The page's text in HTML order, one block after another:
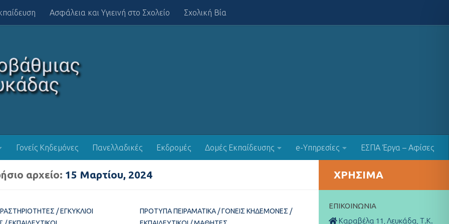
Ασφάλεια και Υγιεινή στο Σχολείο Σχολική Βία
Γονείς Κηδεμόνες Πανελλαδικές Εκδρομές Δομές Εκπαίδευσης e-Υπηρεσίες ΕΣΠΑ Έργα – Αφίσες
αρχείο: 15 Μαρτίου, 2024
/ΕΓΚΎΚΛΙΟΙ
ΠΡΌΤΥΠΑ ΠΕΙΡΑΜΑΤΙΚΆ /ΓΟΝΕΊΣ ΚΗΔΕΜΌΝΕΣ /
ΧΡΉΣΙΜΑ
ΕΠΙΚΟΙΝΩΝΊΑ
Καραβέλα 11, Λευκάδα, Τ.Κ.